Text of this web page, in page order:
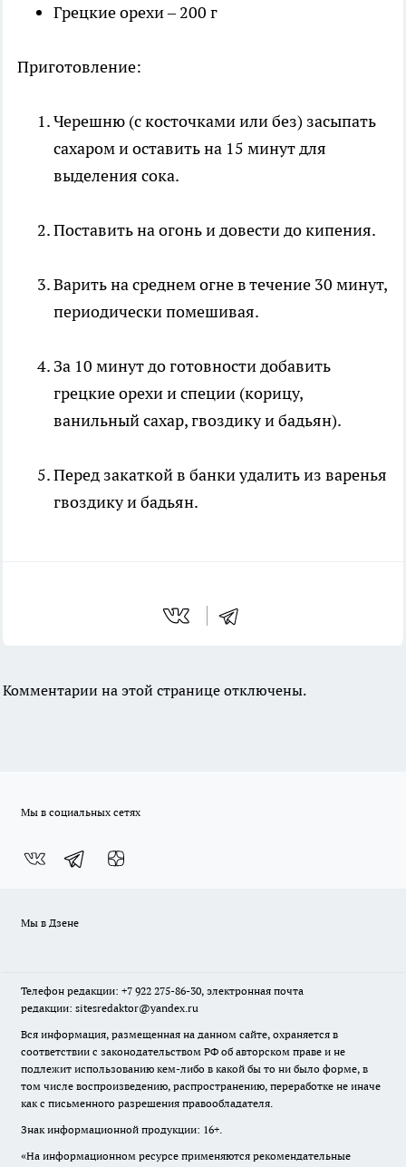
Грецкие орехи – 200 г
Приготовление:
Черешню (с косточками или без) засыпать
сахаром и оставить на 15 минут для
выделения сока.
Поставить на огонь и довести до кипения.
Варить на среднем огне в течение 30 минут,
периодически помешивая.
За 10 минут до готовности добавить
грецкие орехи и специи (корицу,
ванильный сахар, гвоздику и бадьян).
Перед закаткой в банки удалить из варенья
гвоздику и бадьян.
Комментарии на этой странице отключены.
Мы в социальных сетях
Мы в Дзене
Телефон редакции: +7 922 275-86-30, электронная почта
редакции: sitesredaktor@yandex.ru
Вся информация, размещенная на данном сайте, охраняется в
соответствии с законодательством РФ об авторском праве и не
подлежит использованию кем-либо в какой бы то ни было форме, в
том числе воспроизведению, распространению, переработке не иначе
как с письменного разрешения правообладателя.
Знак информационной продукции: 16+.
«На информационном ресурсе применяются рекомендательные